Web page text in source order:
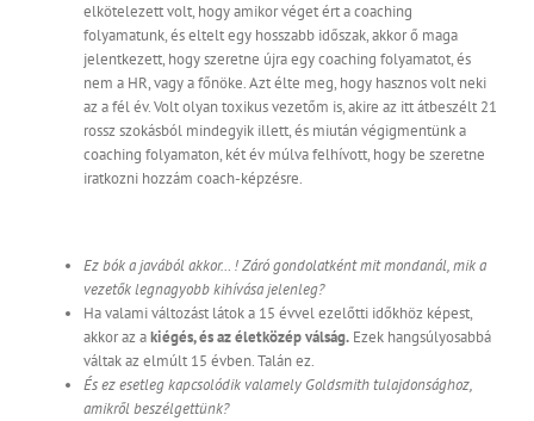
elkötelezett volt, hogy amikor véget ért a coaching
folyamatunk, és eltelt egy hosszabb időszak, akkor ő maga
jelentkezett, hogy szeretne újra egy coaching folyamatot, és
nem a HR, vagy a főnöke. Azt élte meg, hogy hasznos volt neki
az a fél év. Volt olyan toxikus vezetőm is, akire az itt átbeszélt 21
rossz szokásból mindegyik illett, és miután végigmentünk a
coaching folyamaton, két év múlva felhívott, hogy be szeretne
iratkozni hozzám coach-képzésre.
Ez bók a javából akkor… ! Záró gondolatként mit mondanál, mik a
vezetők legnagyobb kihívása jelenleg?
Ha valami változást látok a 15 évvel ezelőtti időkhöz képest,
akkor az akiégés, és az életközép válság. Ezek hangsúlyosabbá
váltak az elmúlt 15 évben. Talán ez.
És ez esetleg kapcsolódik valamely Goldsmith tulajdonsághoz,
amikről beszélgettünk?